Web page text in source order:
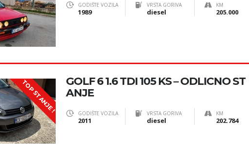
GODIŠTE VOZILA
1989
VRSTA GORIVA
diesel
KM
205.000
TOP STANJE !
GOLF 6 1.6 TDI 105 KS – ODLICNO ST
ANJE
GODIŠTE VOZILA
2011
VRSTA GORIVA
diesel
KM
202.784